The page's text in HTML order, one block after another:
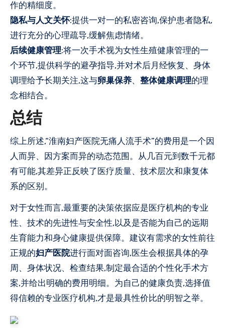
作的精细度。
隐私与人文关怀:提供一对一的私密咨询,保护患者隐私,
进行充分的心理疏导,缓解焦虑情绪。
后续健康管理:将一次手术视为女性生殖健康管理的一
个环节,提供科学的避孕指导,并对术后月经恢复、身体
调理给予长期关注,这与卵巢保养、 整体健康调理的理
念相结合。
总结
综上所述,“淮南妇产医院无痛人流手术”的费用是一个因
人而异、因方案而异的动态范围。从几百元到数千元都
有可能,其差异正反映了医疗质量、技术层次和康复体
系的区别。
对于女性而言,最重要的决策依据应是医疗机构的专业
性、技术的先进性与安全性,以及是否能为自己的远期
生育能力和身心健康提供保障。建议有需求的女性前往
正规的妇产医院进行面对面咨询,医生会根据具体的孕
周、身体状况、检查结果,制定最合适的个性化手术方
案,并给出明确的费用明细。为自己的健康负责,选择值
得信赖的专业医疗机构,才是最具性价比的明智之举。